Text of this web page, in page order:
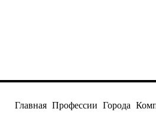
Главная Профессии Города